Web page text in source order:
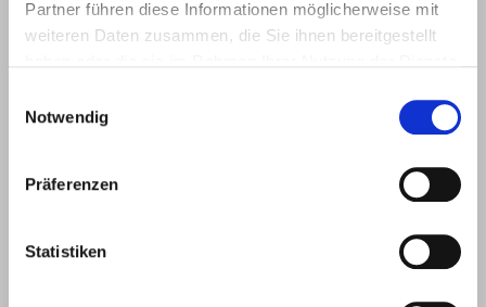
Partner führen diese Informationen möglicherweise mit
weiteren Daten zusammen, die Sie ihnen bereitgestellt
Notwendig
Präferenzen
Statistiken
dem
Hagen
6245-0
6245-200